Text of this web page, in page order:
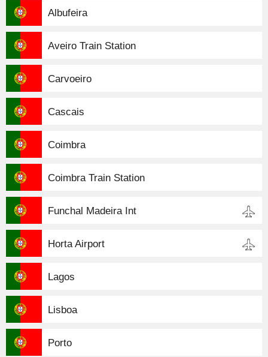
Albufeira
Aveiro Train Station
Carvoeiro
Cascais
Coimbra
Coimbra Train Station
Funchal Madeira Int
Horta Airport
Lagos
Lisboa
Porto